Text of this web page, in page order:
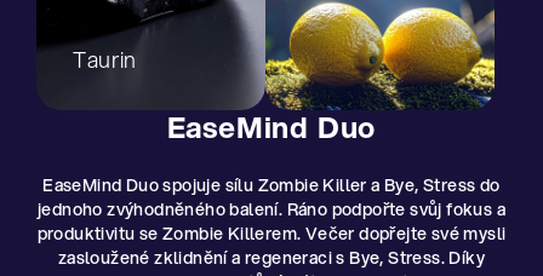
Taurin
EaseMind Duo
EaseMind Duo spojuje sílu Zombie Killer a Bye, Stress do
jednoho zvýhodněného balení. Ráno podpořte svůj fokus a
produktivitu se Zombie Killerem. Večer dopřejte své mysli
zasloužené zklidnění a regeneraci s Bye, Stress. Díky